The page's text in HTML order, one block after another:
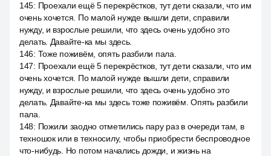
145: Проехали ещё 5 перекрёстков, тут дети сказали, что им
очень хочется. По малой нужде вышли дети, справили
нужду, и взрослые решили, что здесь очень удобно это
делать. Давайте-ка мы здесь.
146: Тоже поживём, опять разбили пала.
147: Проехали ещё 5 перекрёстков, тут дети сказали, что им
очень хочется. По малой нужде вышли дети, справили
нужду, и взрослые решили, что здесь очень удобно это
делать. Давайте-ка мы здесь тоже поживём. Опять разбили
пала.
148: Пожили заодно отметились пару раз в очереди там, в
техношок или в техносилу, чтобы приобрести беспроводное
что-нибудь. Но потом начались дожди, и жизнь на